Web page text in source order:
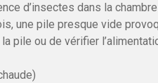
d’insectes dans la
une pile presque vide
pile ou de vérifier